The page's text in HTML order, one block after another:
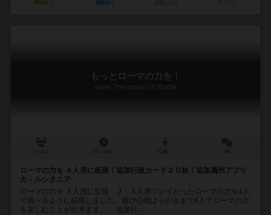
興味あり 経験あり お気に入り 持ってる
もっとローマの力を！
more The power of Rome
ローマの力を ４人用に拡張！追加行政カード２０枚！追加属州アフリ
カ・ルシタニア
ローマの力を ４人用に拡張 2・３人用プレイだったローマの力を4人
で遊べるように拡張しました。遊び心地はそのままで4人でローマの力
を楽しむことが出来ます。 追加行...